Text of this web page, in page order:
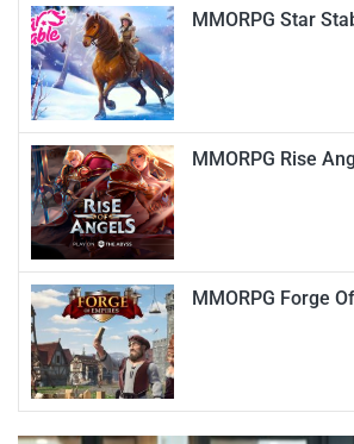
MMORPG Star
MMORPG Rise
MMORPG Forge